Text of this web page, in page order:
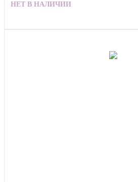
НЕТ В НАЛИЧИИ